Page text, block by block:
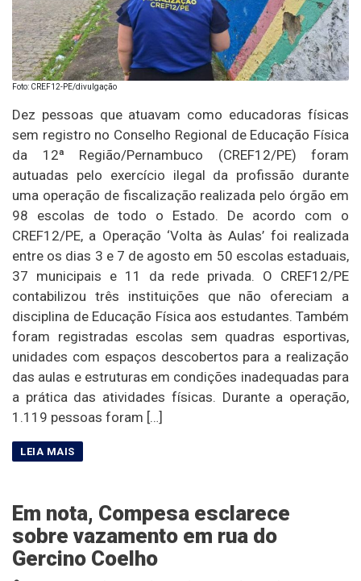
Foto: CREF12-PE/divulgação
Dez pessoas que atuavam como educadoras físicas
sem registro no Conselho Regional de Educação Física
da 12ª Região/Pernambuco (CREF12/PE) foram
autuadas pelo exercício ilegal da profissão durante
uma operação de fiscalização realizada pelo órgão em
98 escolas de todo o Estado. De acordo com o
CREF12/PE, a Operação ‘Volta às Aulas’ foi realizada
entre os dias 3 e 7 de agosto em 50 escolas estaduais,
37 municipais e 11 da rede privada. O CREF12/PE
contabilizou três instituições que não ofereciam a
disciplina de Educação Física aos estudantes. Também
foram registradas escolas sem quadras esportivas,
unidades com espaços descobertos para a realização
das aulas e estruturas em condições inadequadas para
a prática das atividades físicas. Durante a operação,
1.119 pessoas foram […]
Em nota, Compesa esclarece
sobre vazamento em rua do
Gercino Coelho